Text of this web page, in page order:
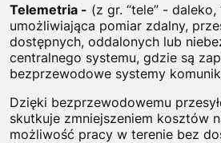
Telemetria - (z gr. “tele” -
umożliwiająca pomiar zdalny,
dostępnych, oddalonych lub
centralnego systemu, gdzie są
bezprzewodowe systemy
Dzięki bezprzewodowemu
skutkuje zmniejszeniem kosztów
możliwość pracy w terenie bez